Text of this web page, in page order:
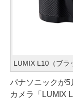
LUMIX L10（ブラ
パナソニックが
カメラ「LUMIX